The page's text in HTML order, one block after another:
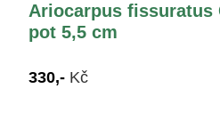
Ariocarpus fissuratus
pot 5,5 cm
330,- Kč